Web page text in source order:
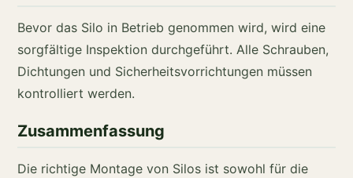
Bevor das Silo in Betrieb genommen wird, wird eine
sorgfältige Inspektion durchgeführt. Alle Schrauben,
Dichtungen und Sicherheitsvorrichtungen müssen
kontrolliert werden.
Zusammenfassung
Die richtige Montage von Silos ist sowohl für die